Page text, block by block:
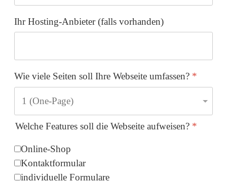
Ihr Hosting-Anbieter (falls vorhanden)
Wie viele Seiten soll Ihre Webseite umfassen? *
Welche Features soll die Webseite aufweisen? *
Online-Shop
Kontaktformular
individuelle Formulare